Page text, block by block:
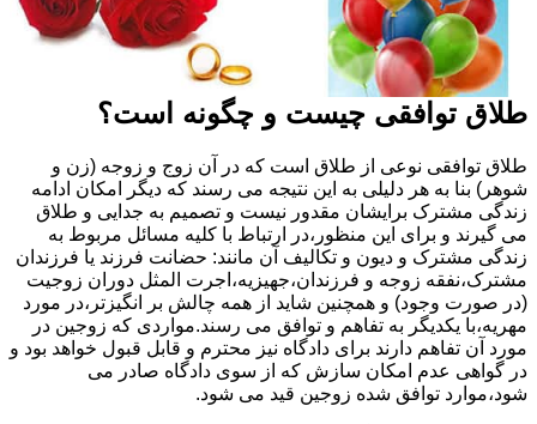
طلاق توافقی چیست و چگونه است؟
طلاق توافقی نوعی از طلاق است که در آن زوج و زوجه (زن و
شوهر) بنا به هر دلیلی به این نتیجه می رسند که دیگر امکان ادامه
زندگی مشترک برایشان مقدور نیست و تصمیم به جدایی و طلاق
می گیرند و برای این منظور،در ارتباط با کلیه مسائل مربوط به
زندگی مشترک و دیون و تکالیف آن مانند: حضانت فرزند یا فرزندان
مشترک،نفقه زوجه و فرزندان،جهیزیه،اجرت المثل دوران زوجیت
(در صورت وجود) و همچنین شاید از همه چالش بر انگیزتر،در مورد
مهریه،با یکدیگر به تفاهم و توافق می رسند.مواردی که زوجین در
مورد آن تفاهم دارند برای دادگاه نیز محترم و قابل قبول خواهد بود و
در گواهی عدم امکان سازش که از سوی دادگاه صادر می
شود،موارد توافق شده زوجین قید می شود.